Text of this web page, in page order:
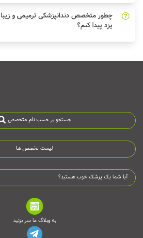
چطور متخصص دندانپزشکی ترمیمی و
یزد پیدا کنم؟
جستجو بر حسب نام متخصص
لیست تخصص ها
آیا شما یک پزشک خوب هستید؟
به وبلاگ ما سر بزنید